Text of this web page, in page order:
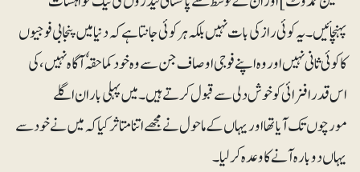
پہنچائیں۔ یہ کوئی راز کی بات نہیں بلکہ ہر کوئی جانتا ہے کہ دنیا میں پنجابی فوجیوں
کا کوئی ثانی نہیں اور وہ اپنے فوجی اوصاف جن سے وہ خود کماحقہٗ آگاہ نہیں، کی
اس قدر افزائی کو خوش دلی سے قبول کرتے ہیں۔ میں پہلی بار ان اگلے
مورچوں تک آیا تھا اور یہاں کے ماحول نے مجھے اتنا متاثر کیا کہ میں نے خود سے
یہاں دوبارہ آنے کا وعدہ کرلیا۔